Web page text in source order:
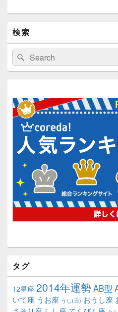
検索
検
索:
検
索
タグ
12星座 2014年運勢 AB型
いて座 うお座 うし(丑) おうし座